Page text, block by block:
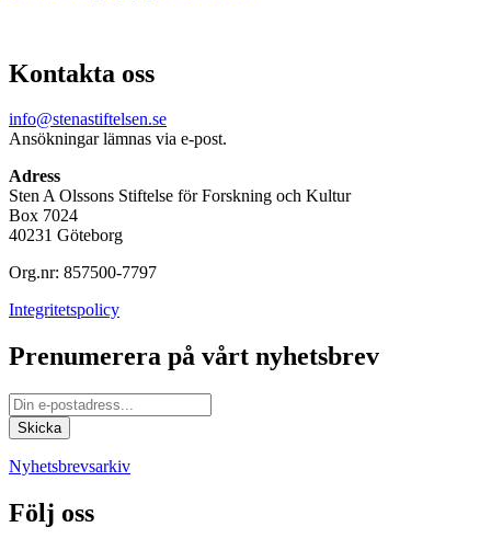
Kontakta oss
info@stenastiftelsen.se
Ansökningar lämnas via e-post.
Adress
Sten A Olssons Stiftelse för Forskning och Kultur
Box 7024
40231 Göteborg
Org.nr: 857500-7797
Integritetspolicy
Prenumerera på vårt nyhetsbrev
Nyhetsbrevsarkiv
Följ oss